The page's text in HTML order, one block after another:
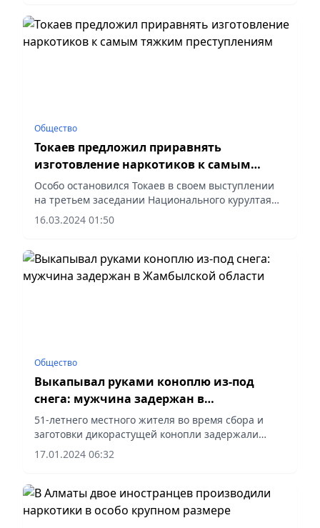
Общество
Токаев предложил приравнять
изготовление наркотиков к самым
тяжким преступлениям
Особо остановился Токаев в своем выступлении
на третьем заседании Национального курултая
на такой проблеме, как наркопреступления.
16.03.2024 01:50
Общество
Выкапывал руками коноплю из-под
снега: мужчина задержан в
Жамбылской области
51-летнего местного жителя во время сбора и
заготовки дикорастущей конопли задержали
полицейские в предпесковой зоне близ села
Татти Меркенского района Жамбылской области.
17.01.2024 06:32